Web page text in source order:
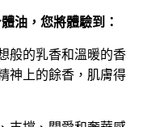
油，您將體驗到：
般的乳香和溫暖的香
神上的餘香，肌膚得